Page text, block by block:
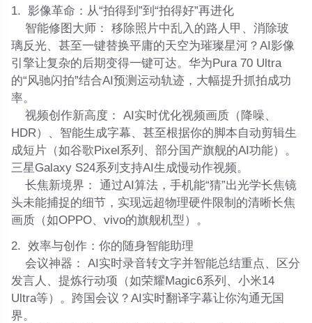
1.影像革命：从“拍得到”到“拍得好”再进化
智能修图大师：
移除照片中乱入的路人甲、消除玻
璃反光、甚至一键替换平庸的天空为璀璨星河？AI影像
引擎让复杂的后期变得一键可达。华为Pura 70 Ultra
的“风驰闪拍”结合AI预测运动轨迹，大幅提升抓拍成功
率。
视频创作新高度：
AI实时优化视频画质（降噪、
HDR）、智能生成字幕、甚至根据你的脚本自动剪辑生
成短片（如谷歌Pixel系列、部分国产旗舰的AI功能）。
三星Galaxy S24系列支持AI生成慢动作视频。
长焦新境界：
通过AI算法，手机能“猜”出光学长焦镜
头未能捕捉的细节，实现远超物理硬件限制的清晰长焦
画质（如OPPO、vivo的旗舰机型）。
2.效率与创作：你的随身智能助理
会议神器：
AI实时录音转文字并智能总结重点、区分
发言人、提炼行动项（如荣耀Magic6系列、小米14
Ultra等）。跨国会议？AI实时翻译字幕让你沟通无国
界。